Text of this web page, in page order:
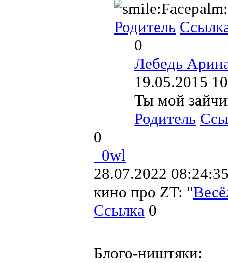
Родитель
0
Лебедь
19.05.2015
Ты мой
Родитель
0
_0wl
28.07.2022
кино про ZT: "
Ссылка 0
Блого-ништяки: